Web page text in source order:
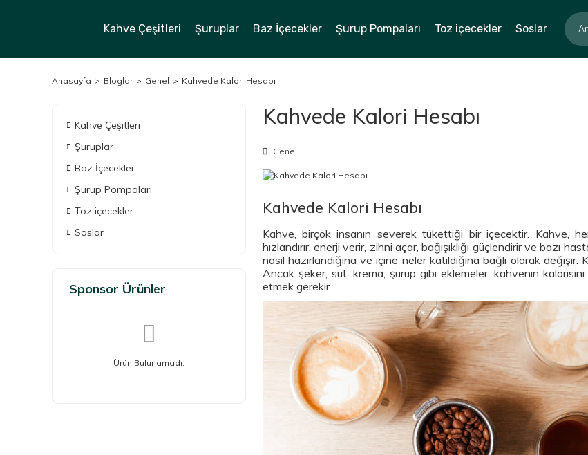
Kahve Çeşitleri Şuruplar Baz İçecekler Şurup Pompaları Toz içecekler Soslar
Anasayfa Bloglar Genel Kahvede Kalori Hesabı
Kahve Çeşitleri
Şuruplar
Baz İçecekler
Şurup Pompaları
Toz içecekler
Soslar
Sponsor Ürünler
Ürün Bulunamadı.
Kahvede Kalori Hesabı
Genel
Kahvede Kalori Hesabı
Kahve, birçok insanın severek tükettiği bir içecektir. Kahve,
hızlandırır, enerji verir, zihni açar, bağışıklığı güçlendirir ve bazı
nasıl hazırlandığına ve içine neler katıldığına bağlı olarak
Ancak şeker, süt, krema, şurup gibi eklemeler, kahvenin
etmek gerekir.